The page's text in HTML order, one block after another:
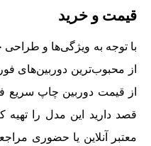
قیمت و خرید
با توجه به ویژگی‌ها و طراحی
از محبوب‌ترین دوربین‌های
قصد دارید این مدل را
معتبر آنلاین یا حضوری